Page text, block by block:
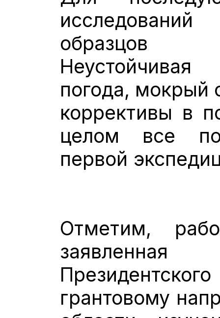
исследований
образцов
погода, мокрый
коррективы в
целом все
первой
Отметим,
грантовому